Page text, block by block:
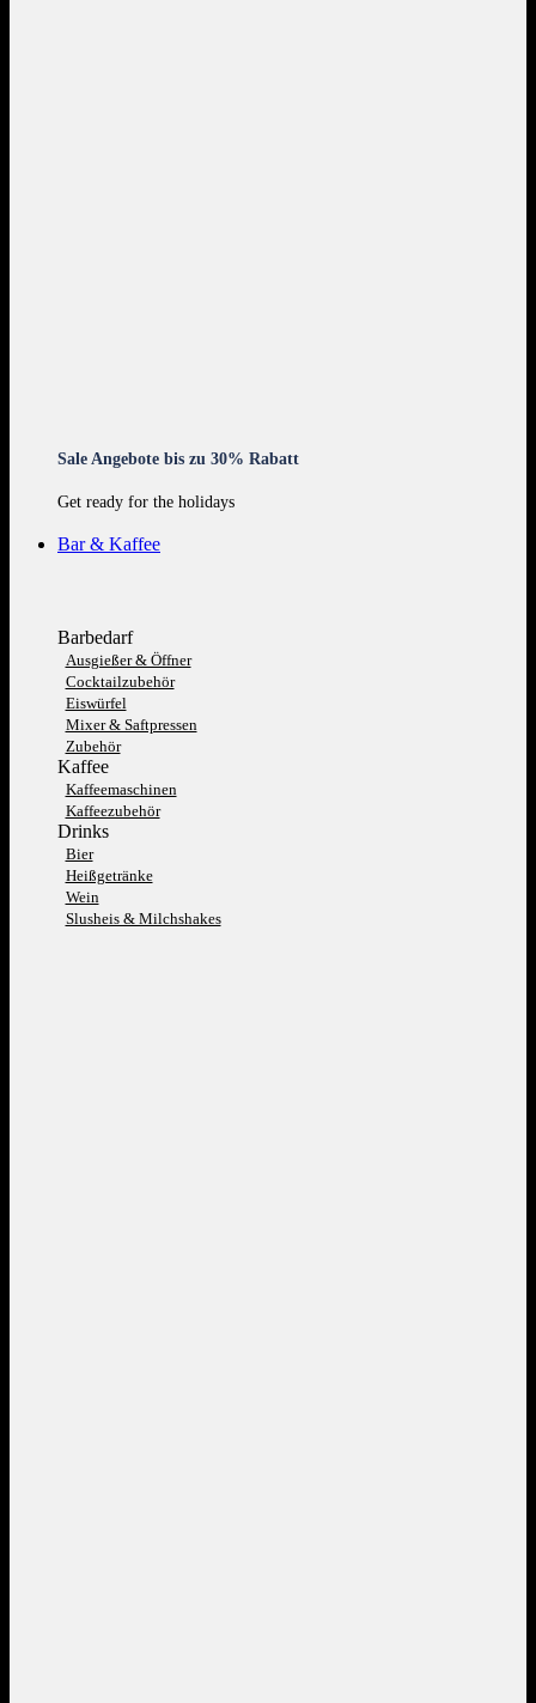
Sale Angebote bis zu 30% Rabatt
Get ready for the holidays
Bar & Kaffee
Barbedarf
Ausgießer & Öffner
Cocktailzubehör
Eiswürfel
Mixer & Saftpressen
Zubehör
Kaffee
Kaffeemaschinen
Kaffeezubehör
Drinks
Bier
Heißgetränke
Wein
Slusheis & Milchshakes